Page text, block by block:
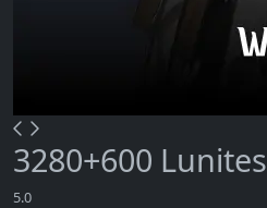
3280+600 Lunites